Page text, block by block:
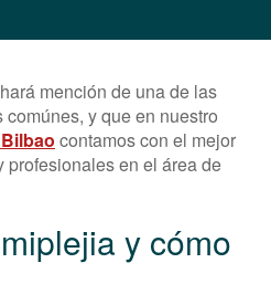
mención de una de las
y que en nuestro
contamos con el mejor
en el área de
y cómo